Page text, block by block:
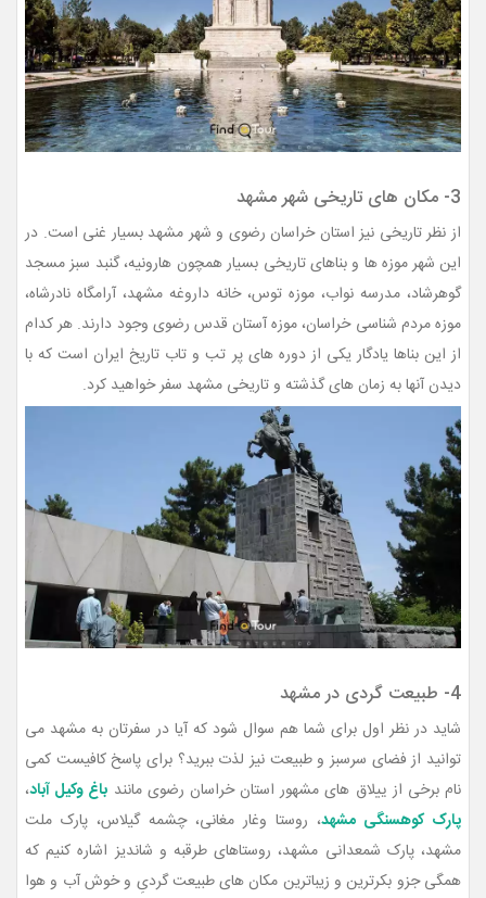
3- مکان های تاریخی شهر مشهد
از نظر تاریخی نیز استان خراسان رضوی و شهر مشهد بسیار غنی است. در
این شهرموزه ها و بناهای تاریخی بسیار همچون هارونیه، گنبد سبز مسجد
گوهرشاد، مدرسه نواب، موزه توس، خانه داروغه مشهد، آرامگاه نادرشاه،
موزه مردم شناسی خراسان، موزه آستان قدس رضوی وجود دارند. هر کدام
از این بناها یادگار یکی از دوره های پر تب و تاب تاریخ ایران است که با
دیدن آنها به زمان های گذشته و تاریخی مشهد سفر خواهید کرد.
4- طبیعت گردی در مشهد
شاید در نظر اول برای شما هم سوال شود که آیا در سفرتان به مشهد می
توانید از فضای سرسبز و طبیعت نیز لذت ببرید؟ برای پاسخ کافیست کمی
نام برخی از ییلاق های مشهور استان خراسان رضوی مانند باغ وکیل آباد،
پارک کوهسنگی مشهد، روستا وغار مغانی، چشمه گیلاس، پارک ملت
مشهد، پارک شمعدانی مشهد، روستاهای طرقبه و شاندیز اشاره کنیم که
همگی جزو بکرترین و زیباترین مکان های طبیعت گردیِ و خوش آب و هوا